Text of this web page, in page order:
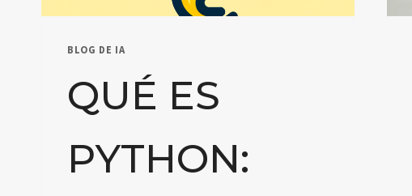
BLOG DE IA
QUÉ ES
PYTHON: